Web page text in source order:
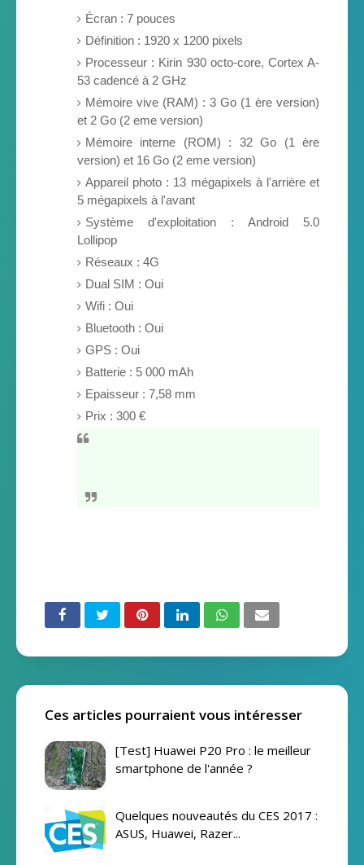
Écran : 7 pouces
Définition : 1920 x 1200 pixels
Processeur : Kirin 930 octo-core, Cortex A-
53 cadencé à 2 GHz
Mémoire vive (RAM) : 3 Go (1 ère version)
et 2 Go (2 eme version)
Mémoire interne (ROM) : 32 Go (1 ère
version) et 16 Go (2 eme version)
Appareil photo : 13 mégapixels à l'arrière et
5 mégapixels à l'avant
Système d'exploitation : Android 5.0
Lollipop
Réseaux : 4G
Dual SIM : Oui
Wifi : Oui
Bluetooth : Oui
GPS : Oui
Batterie : 5 000 mAh
Epaisseur : 7,58 mm
Prix : 300 €
Ces articles pourraient vous intéresser
[Test] Huawei P20 Pro : le meilleur
smartphone de l'année ?
Quelques nouveautés du CES 2017 :
ASUS, Huawei, Razer...